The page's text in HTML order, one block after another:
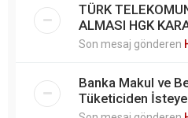
TÜRK
ALMASI HGK
Son mesaj gönderen
Banka Makul ve
Tüketiciden